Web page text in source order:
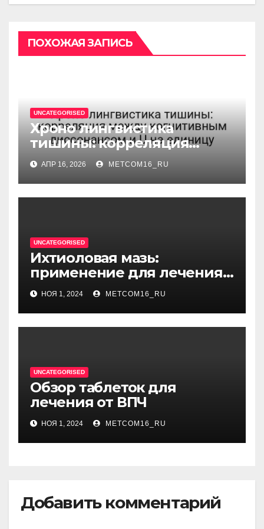
ПОХОЖАЯ ЗАПИСЬ
UNCATEGORISED
Хроно лингвистика
тишины: корреляция
между когнитивным
диссонансом и U на
единицу
АПР 16, 2026 METCOM16_RU
UNCATEGORISED
Ихтиоловая мазь:
применение для лечения
фурункулов
НОЯ 1, 2024 METCOM16_RU
UNCATEGORISED
Обзор таблеток для
лечения от ВПЧ
НОЯ 1, 2024 METCOM16_RU
Добавить комментарий